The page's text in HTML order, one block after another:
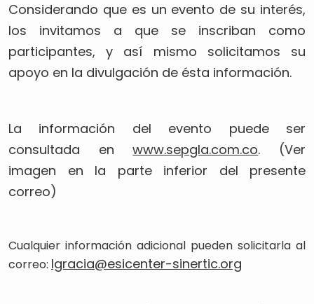
Considerando que es un evento de su interés,
los invitamos a que se inscriban como
participantes, y así mismo solicitamos su
apoyo en la divulgación de ésta información.
La información del evento puede ser
consultada enwww.sepgla.com.co. (Ver
imagen en la parte inferior del presente
correo)
Cualquier información adicional pueden solicitarla al
correo: lgracia@esicenter-sinertic.org